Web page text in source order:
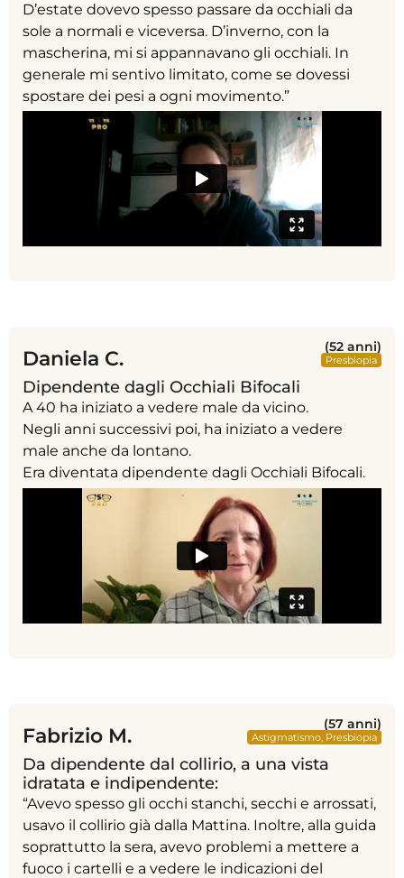
D’estate dovevo spesso passare da occhiali da
sole a normali e viceversa. D’inverno, con la
mascherina, mi si appannavano gli occhiali. In
generale mi sentivo limitato, come se dovessi
spostare dei pesi a ogni movimento.”
Daniela C. (52 anni)
Presbiopia
Dipendente dagli Occhiali Bifocali
A 40 ha iniziato a vedere male da vicino.
Negli anni successivi poi, ha iniziato a vedere
male anche da lontano.
Era diventata dipendente dagli Occhiali Bifocali.
Fabrizio M. (57 anni)
Astigmatismo, Presbiopia
Da dipendente dal collirio, a una vista
idratata e indipendente:
“Avevo spesso gli occhi stanchi, secchi e arrossati,
usavo il collirio già dalla Mattina. Inoltre, alla guida
soprattutto la sera, avevo problemi a mettere a
fuoco i cartelli e a vedere le indicazioni del